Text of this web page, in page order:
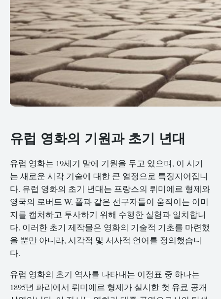
유럽 영화의 기원과 초기 년대
유럽 영화는 19세기 말에 기원을 두고 있으며, 이 시기
는 새로운 시각 기술에 대한 큰 열정으로 특징지어집니
다. 유럽 영화의 초기 년대는 프랑스의 뤼미에르 형제와
영국의 로버트 W. 폴과 같은 선구자들이 움직이는 이미
지를 캡처하고 투사하기 위해 수행한 실험과 일치합니
다. 이러한 초기 제작물은 영화의 기술적 기초를 마련했
을 뿐만 아니라,시각적 및 서사적 언어를 정의했습니
다.
유럽 영화의 초기 역사를 나타내는 이정표 중 하나는
1895년 파리에서 뤼미에르 형제가 실시한 첫 유료 공개